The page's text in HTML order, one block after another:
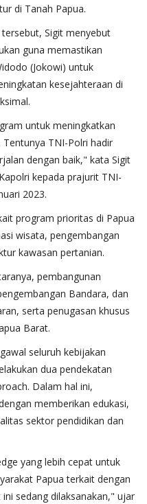
di Tanah Papua.
Sigit menyebut
guna memastikan
(Jokowi) untuk
kesejahteraan di
untuk meningkatkan
TNI-Polri hadir
dengan baik," kata Sigit
kepada prajurit TNI-
2023.
program prioritas di Papua
wisata, pengembangan
kawasan pertanian.
pembangunan
Bandara, dan
serta penugasan khusus
Barat.
seluruh kebijakan
dua pendekatan
Dalam hal ini,
memberikan edukasi,
sektor pendidikan dan
yang lebih cepat untuk
Papua terkait dengan
sedang dilaksanakan," ujar